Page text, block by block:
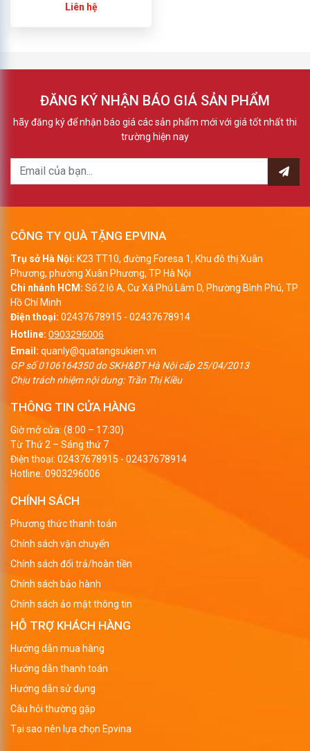
Liên hệ
ĐĂNG KÝ NHẬN BÁO GIÁ SẢN PHẨM
hãy đăng ký để nhận báo giá các sản phẩm mới với giá tốt nhất thi
trường hiện nay
CÔNG TY QUÀ TẶNG EPVINA
Trụ sở Hà Nội: K23 TT10, đường Foresa 1, Khu đô thị Xuân
Phương, phường Xuân Phương, TP Hà Nội
Chi nhánh HCM: Số 2 lô A, Cư Xá Phú Lâm D, Phường Bình Phú, TP
Hồ Chí Minh
Điện thoại: 02437678915 - 02437678914
Hotline: 0903296006
Email: quanly@quatangsukien.vn
GP số 0106164350 do SKH&ĐT Hà Nội cấp 25/04/2013
Chịu trách nhiệm nội dung: Trần Thị Kiều
THÔNG TIN CỬA HÀNG
Giờ mở cửa: (8:00 – 17:30)
Từ Thứ 2 – Sáng thứ 7
Điện thoại: 02437678915 - 02437678914
Hotline: 0903296006
CHÍNH SÁCH
Phương thức thanh toán
Chính sách vận chuyển
Chính sách đổi trả/hoàn tiền
Chính sách bảo hành
Chính sách ảo mật thông tin
HỖ TRỢ KHÁCH HÀNG
Hướng dẫn mua hàng
Hướng dẫn thanh toán
Hướng dẫn sử dụng
Câu hỏi thường gặp
Tại sao nên lựa chọn Epvina